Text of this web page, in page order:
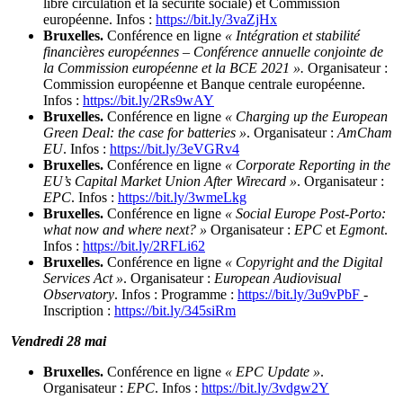
libre circulation et la sécurité sociale) et Commission
européenne. Infos : https://bit.ly/3vaZjHx
Bruxelles. Conférence en ligne « Intégration et stabilité
financières européennes – Conférence annuelle conjointe de
la Commission européenne et la BCE 2021 ». Organisateur :
Commission européenne et Banque centrale européenne.
Infos : https://bit.ly/2Rs9wAY
Bruxelles. Conférence en ligne « Charging up the European
Green Deal: the case for batteries ». Organisateur : AmCham
EU. Infos : https://bit.ly/3eVGRv4
Bruxelles. Conférence en ligne « Corporate Reporting in the
EU’s Capital Market Union After Wirecard ». Organisateur :
EPC. Infos : https://bit.ly/3wmeLkg
Bruxelles. Conférence en ligne « Social Europe Post-Porto:
what now and where next? » Organisateur : EPC et Egmont.
Infos : https://bit.ly/2RFLi62
Bruxelles. Conférence en ligne « Copyright and the Digital
Services Act ». Organisateur : European Audiovisual
Observatory. Infos : Programme : https://bit.ly/3u9vPbF -
Inscription : https://bit.ly/345siRm
Vendredi 28 mai
Bruxelles. Conférence en ligne « EPC Update ».
Organisateur : EPC. Infos : https://bit.ly/3vdgw2Y